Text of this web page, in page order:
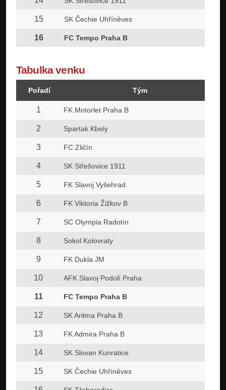
15 SK Čechie Uhříněves
16 FC Tempo Praha B
Tabulka venku
Pořadí Tým
1 FK Motorlet Praha B
2 Spartak Kbely
3 FC Zličín
4 SK Střešovice 1911
5 FK Slavoj Vyšehrad
6 FK Viktoria Žižkov B
7 SC Olympia Radotín
8 Sokol Kolovraty
9 FK Dukla JM
10 AFK Slavoj Podolí Praha
11 FC Tempo Praha B
12 SK Aritma Praha B
13 FK Admira Praha B
14 SK Slovan Kunratice
15 SK Čechie Uhříněves